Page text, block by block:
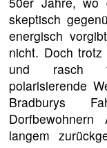
skeptisch
energisch
nicht. Doch
und rasch
polarisierende
Bradburys
langem